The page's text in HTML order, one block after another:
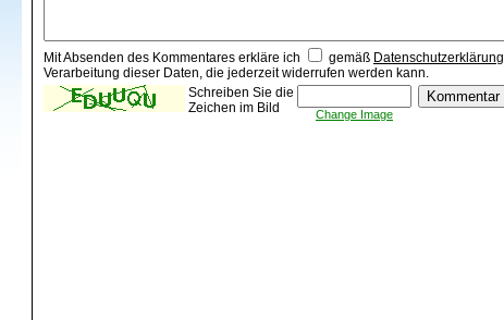
Mit Absenden des Kommentares erkläre ich gemäß Datenschutzerklärung
Verarbeitung dieser Daten, die jederzeit widerrufen werden kann.
Schreiben Sie die
Zeichen im Bild
Change Image